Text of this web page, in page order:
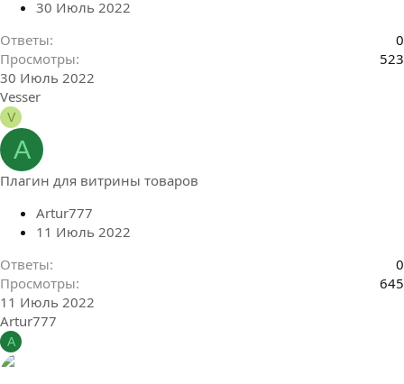
30 Июль 2022
Ответы
0
Просмотры
523
30 Июль 2022
Vesser
V
A
Плагин для витрины товаров
Artur777
11 Июль 2022
Ответы
0
Просмотры
645
11 Июль 2022
Artur777
A